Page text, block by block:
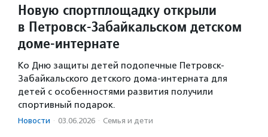
Новую спортплощадку открыли
в Петровск-Забайкальском детском
доме-интернате
Ко Дню защиты детей подопечные Петровск-
Забайкальского детского дома-интерната для
детей с особенностями развития получили
спортивный подарок.
Новости · 03.06.2026 · Семья и дети